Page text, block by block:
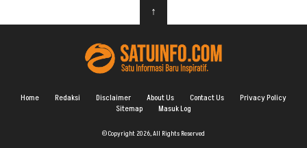
↑
Home Redaksi Disclaimer About Us Contact Us
Privacy Policy
Sitemap
Masuk Log
© Copyright 2026, All Rights Reserved